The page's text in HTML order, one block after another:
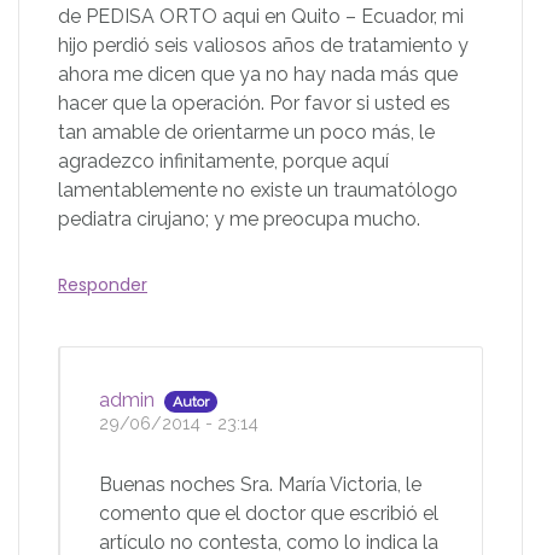
de PEDISA ORTO aqui en Quito – Ecuador, mi
hijo perdió seis valiosos años de tratamiento y
ahora me dicen que ya no hay nada más que
hacer que la operación. Por favor si usted es
tan amable de orientarme un poco más, le
agradezco infinitamente, porque aquí
lamentablemente no existe un traumatólogo
pediatra cirujano; y me preocupa mucho.
Responder
admin Autor
29/06/2014 - 23:14
Buenas noches Sra. María Victoria, le
comento que el doctor que escribió el
artículo no contesta, como lo indica la